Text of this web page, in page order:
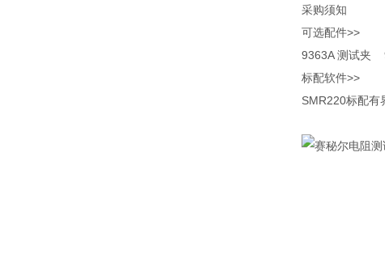
采购须知
可选配件>>
9363A 测试夹
标配软件>>
SMR220标配有